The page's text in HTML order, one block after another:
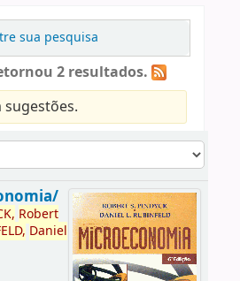
sua pesquisa
2 resultados.
sugestões.
Robert
Daniel